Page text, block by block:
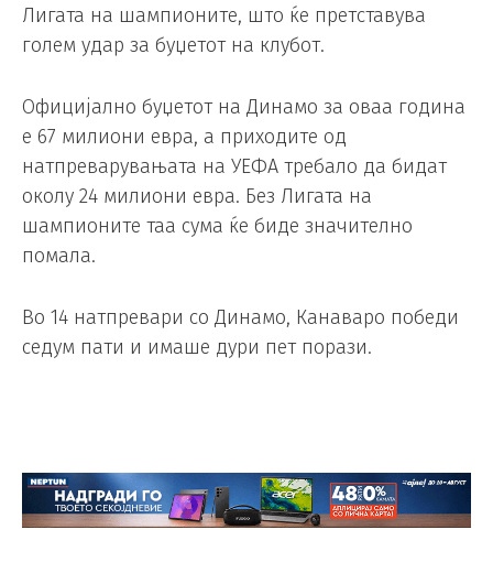
Лигата на шампионите, што ќе претставува
голем удар за буџетот на клубот.
Официјално буџетот на Динамо за оваа година
е 67 милиони евра, а приходите од
натпреварувањата на УЕФА требало да бидат
околу 24 милиони евра. Без Лигата на
шампионите таа сума ќе биде значително
помала.
Во 14 натпревари со Динамо, Канаваро победи
седум пати и имаше дури пет порази.